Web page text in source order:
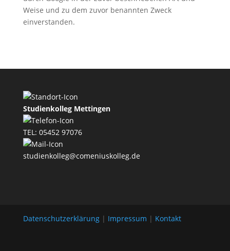
Weise und zu dem zuvor benannten Zweck
einverstanden.
Studienkolleg Mettingen
TEL: 05452 97076
studienkolleg@comeniuskolleg.de
Datenschutzerklärung| Impressum | Kontakt